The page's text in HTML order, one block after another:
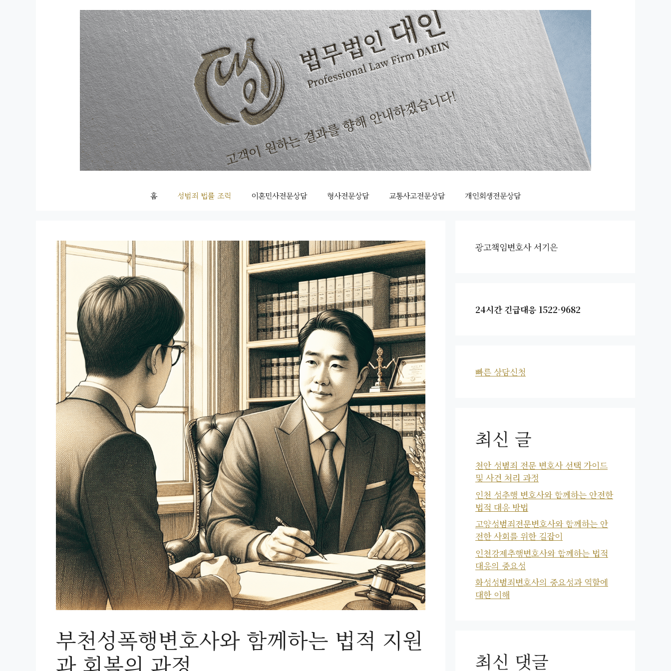
홈 성범죄 법률 조력 이혼민사전문상담 형사전문상담 교통사고전문상담 개인회생전문상담
부천성폭행변호사와 함께하는 법적 지원
과 회복의 과정
광고책임변호사 서기은
24시간 긴급대응 1522-9682
빠른 상담신청
최신 글
천안 성범죄 전문 변호사 선택 가이드
및 사건 처리 과정
인천 성추행 변호사와 함께하는 안전한
법적 대응 방법
고양성범죄전문변호사와 함께하는 안
전한 사회를 위한 길잡이
인천강제추행변호사와 함께하는 법적
대응의 중요성
화성성범죄변호사의 중요성과 역할에
대한 이해
최신 댓글